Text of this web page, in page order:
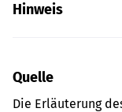
Hinweis
Quelle
Die Erläuterung